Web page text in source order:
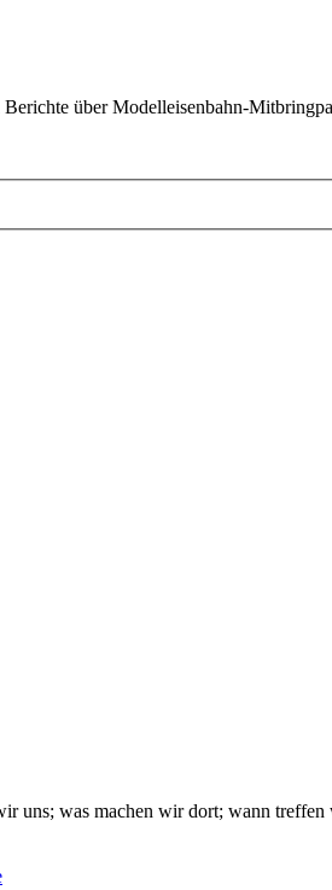
über Modelleisenbahn-
uns; was machen wir dort; wann